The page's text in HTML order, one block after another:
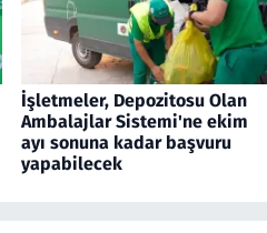
İşletmeler, Depozitosu Olan
Ambalajlar Sistemi'ne ekim
ayı sonuna kadar başvuru
yapabilecek